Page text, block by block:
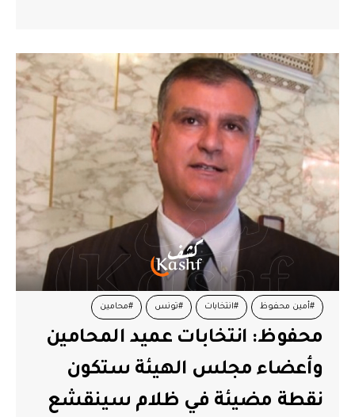
#أمين محفوظ #انتخابات #تونس #محامين
محفوظ: انتخابات عميد المحامين
وأعضاء مجلس الهيئة ستكون
نقطة مضيئة في ظلام سينقشع